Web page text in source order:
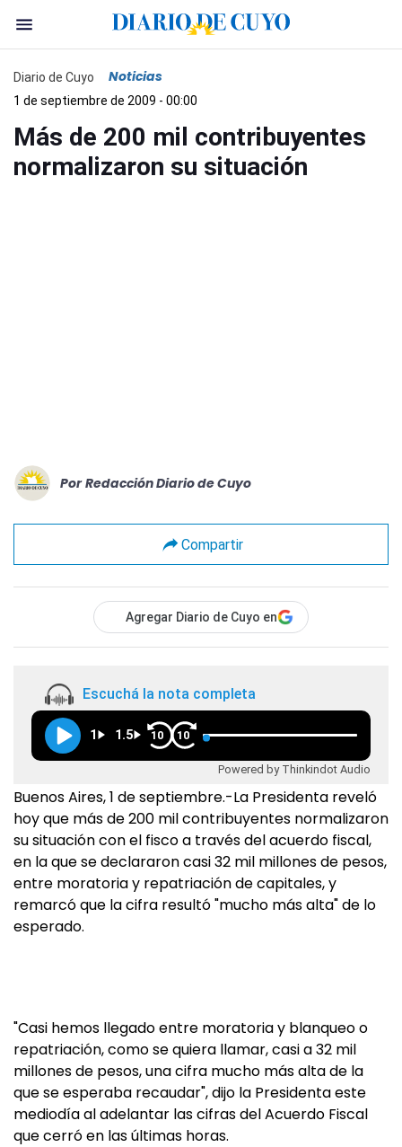
Diario de Cuyo Noticias
1 de septiembre de 2009 - 00:00
Más de 200 mil contribuyentes
normalizaron su situación
Por Redacción Diario de Cuyo
Compartir
Agregar Diario de Cuyo en
Escuchá la nota completa
1 1.5 10 10
Powered by Thinkindot Audio
Buenos Aires, 1 de septiembre.-La Presidenta reveló
hoy que más de 200 mil contribuyentes normalizaron
su situación con el fisco a través del acuerdo fiscal,
en la que se declararon casi 32 mil millones de pesos,
entre moratoria y repatriación de capitales, y
remarcó que la cifra resultó "mucho más alta" de lo
esperado.
"Casi hemos llegado entre moratoria y blanqueo o
repatriación, como se quiera llamar, casi a 32 mil
millones de pesos, una cifra mucho más alta de la
que se esperaba recaudar", dijo la Presidenta este
mediodía al adelantar las cifras del Acuerdo Fiscal
que cerró en las últimas horas.